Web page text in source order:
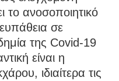
ανοσοποιητικό
σε
της Covid-19
είναι η
ιδιαίτερα τις